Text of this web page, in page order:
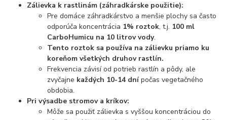
Zálievka k rastlinám (záhradkárske použitie):
Pre domáce záhradkárstvo a menšie plochy sa často
odporúča koncentrácia 1% roztok, t.j. 100 ml
CarboHumicu na 10 litrov vody.
Tento roztok sa používa na zálievku priamo ku
koreňom všetkých druhov rastlín.
Frekvencia závisí od potrieb rastlín a pôdy, ale
zvyčajne každých 10-14 dnípočas vegetačného
obdobia.
Pri výsadbe stromov a kríkov:
Môže sa použiť zálievka s vyššou koncentráciou do